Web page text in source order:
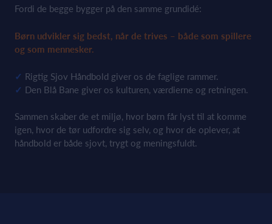
Fordi de begge bygger på den samme grundidé:
Børn udvikler sig bedst, når de trives – både som spillere
og som mennesker.
✓ Rigtig Sjov Håndbold giver os de faglige rammer.
✓ Den Blå Bane giver os kulturen, værdierne og retningen.
Sammen skaber de et miljø, hvor børn får lyst til at komme
igen, hvor de tør udfordre sig selv, og hvor de oplever, at
håndbold er både sjovt, trygt og meningsfuldt.